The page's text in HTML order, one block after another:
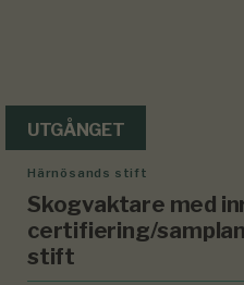
UTGÅNGET
Härnösands stift
Skogvaktare med
certifiering/
stift